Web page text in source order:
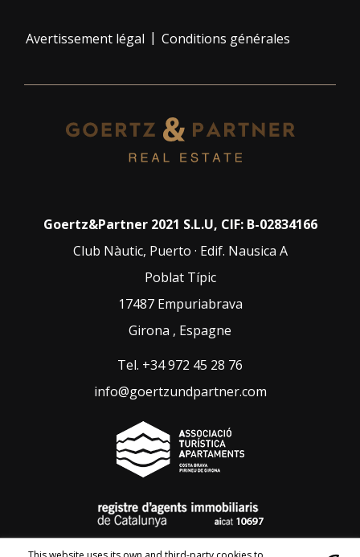
Avertissement légal | Conditions générales
Goertz&Partner 2021 S.L.U, CIF: B-02834166
Club Nàutic, Puerto · Edif. Nausica A
Poblat Típic
17487 Empuriabrava
Girona , Espagne
Tel. +34 972 45 28 76
info@goertzundpartner.com